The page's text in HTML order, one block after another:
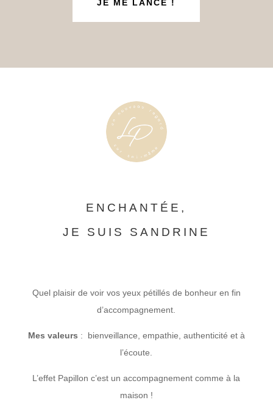
JE ME LANCE !
ENCHANTÉE,
JE SUIS SANDRINE
Quel plaisir de voir vos yeux pétillés de bonheur en fin
d’accompagnement.
Mes valeurs :
bienveillance, empathie, authenticité et à
l’écoute.
L’effet Papillon c’est un accompagnement comme à la
maison !